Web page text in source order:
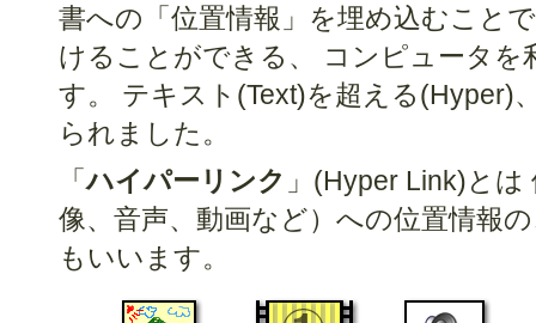
書への「位置情報」を埋め込むこと
けることができる、 コンピュータを
す。 テキスト(Text)を超える(Hyper)
られました。
「ハイパーリンク 」(Hyper Link)と
像、音声、動画など）への位置情報
もいいます。